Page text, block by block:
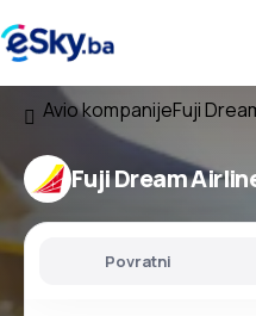
Avio kompanijeFuji
Fuji Dream
Povratni